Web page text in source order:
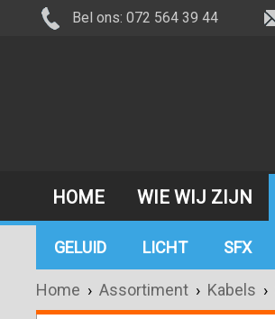
Bel ons: 072 564 39 44
HOME WIE WIJ ZIJN
GELUID LICHT SFX
Home › Assortiment › Kabels ›